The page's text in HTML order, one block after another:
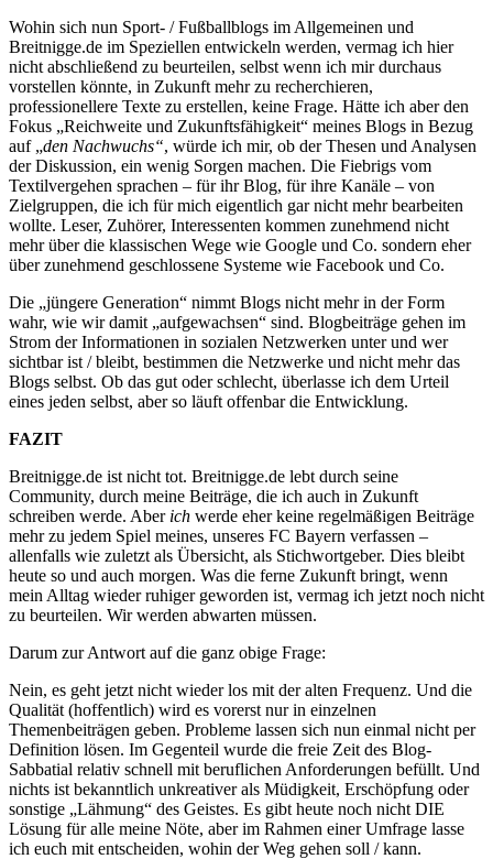
Wohin sich nun Sport- / Fußballblogs im Allgemeinen und
Breitnigge.de im Speziellen entwickeln werden, vermag ich hier
nicht abschließend zu beurteilen, selbst wenn ich mir durchaus
vorstellen könnte, in Zukunft mehr zu recherchieren,
professionellere Texte zu erstellen, keine Frage. Hätte ich aber den
Fokus „Reichweite und Zukunftsfähigkeit“ meines Blogs in Bezug
auf „den Nachwuchs“, würde ich mir, ob der Thesen und Analysen
der Diskussion, ein wenig Sorgen machen. Die Fiebrigs vom
Textilvergehen sprachen – für ihr Blog, für ihre Kanäle – von
Zielgruppen, die ich für mich eigentlich gar nicht mehr bearbeiten
wollte. Leser, Zuhörer, Interessenten kommen zunehmend nicht
mehr über die klassischen Wege wie Google und Co. sondern eher
über zunehmend geschlossene Systeme wie Facebook und Co.
Die „jüngere Generation“ nimmt Blogs nicht mehr in der Form
wahr, wie wir damit „aufgewachsen“ sind. Blogbeiträge gehen im
Strom der Informationen in sozialen Netzwerken unter und wer
sichtbar ist / bleibt, bestimmen die Netzwerke und nicht mehr das
Blogs selbst. Ob das gut oder schlecht, überlasse ich dem Urteil
eines jeden selbst, aber so läuft offenbar die Entwicklung.
FAZIT
Breitnigge.de ist nicht tot. Breitnigge.de lebt durch seine
Community, durch meine Beiträge, die ich auch in Zukunft
schreiben werde. Aber ich werde eher keine regelmäßigen Beiträge
mehr zu jedem Spiel meines, unseres FC Bayern verfassen –
allenfalls wie zuletzt als Übersicht, als Stichwortgeber. Dies bleibt
heute so und auch morgen. Was die ferne Zukunft bringt, wenn
mein Alltag wieder ruhiger geworden ist, vermag ich jetzt noch nicht
zu beurteilen. Wir werden abwarten müssen.
Darum zur Antwort auf die ganz obige Frage:
Nein, es geht jetzt nicht wieder los mit der alten Frequenz. Und die
Qualität (hoffentlich) wird es vorerst nur in einzelnen
Themenbeiträgen geben. Probleme lassen sich nun einmal nicht per
Definition lösen. Im Gegenteil wurde die freie Zeit des Blog-
Sabbatial relativ schnell mit beruflichen Anforderungen befüllt. Und
nichts ist bekanntlich unkreativer als Müdigkeit, Erschöpfung oder
sonstige „Lähmung“ des Geistes. Es gibt heute noch nicht DIE
Lösung für alle meine Nöte, aber im Rahmen einer Umfrage lasse
ich euch mit entscheiden, wohin der Weg gehen soll / kann.